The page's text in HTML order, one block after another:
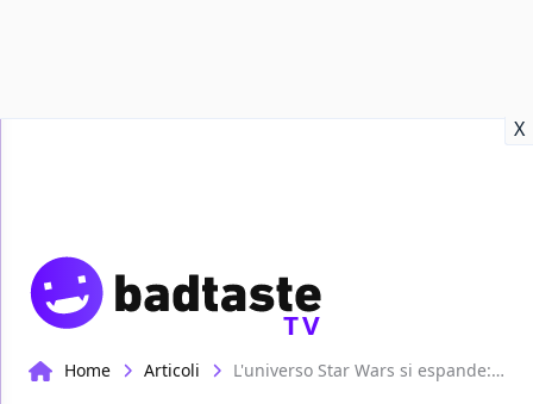
X
TV
Home Articoli L'universo Star Wars si espande: arriva il trailer de Il Nono Jedi